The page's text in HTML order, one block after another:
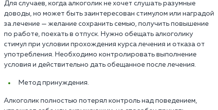
Для случаев, когда алкоголик не хочет слушать разумные
доводы, но может быть заинтересован стимулом или наградой
за лечение — желание сохранить семью, получить повышение
по работе, поехать в отпуск. Нужно обещать алкоголику
стимул при условии прохождения курса лечения и отказа от
употребления. Необходимо контролировать выполнение
условия и действительно дать обещанное после лечения.
Метод принуждения.
Алкоголик полностью потерял контроль над поведением,